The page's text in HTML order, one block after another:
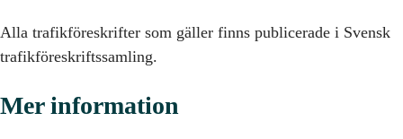
Alla trafikföreskrifter som gäller finns publicerade i Svensk
trafikföreskriftssamling.
Mer information